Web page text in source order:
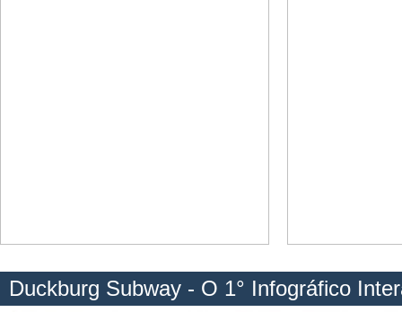
Duckburg Subway - O 1° Infográfico